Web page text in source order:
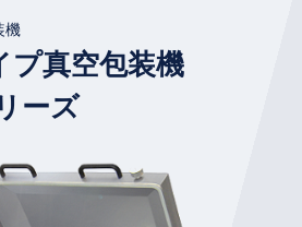
機
プ真空包装機
ーズ